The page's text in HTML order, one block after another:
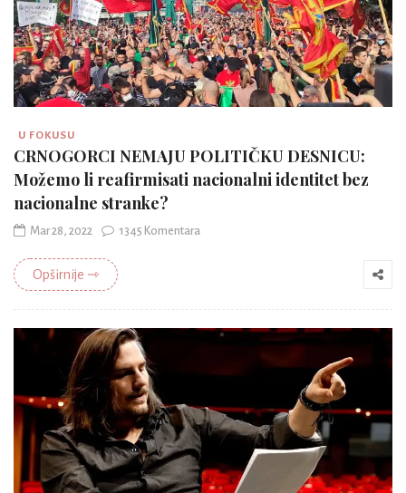
U FOKUSU
CRNOGORCI NEMAJU POLITIČKU DESNICU:
Možemo li reafirmisati nacionalni identitet bez
nacionalne stranke?
Mar 28, 2022 1345 Komentara
Opširnije ⇾